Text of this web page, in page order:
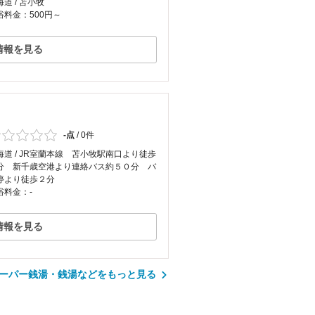
道 / 苫小牧
料金：500円～
報を見る
-点 /0件
道 / JR室蘭本線 苫小牧駅南口より徒歩
新千歳空港より連絡バス約５０分 バ
より徒歩２分
料金：-
報を見る
パー銭湯・銭湯などをもっと見る